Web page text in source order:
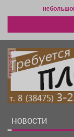
реклама
НОВОСТИ